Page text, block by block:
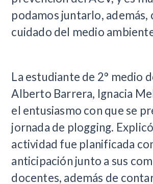
podamos juntarlo, además,
cuidado del medio
La estudiante de 2° medio
Alberto Barrera, Ignacia
el entusiasmo con que se
jornada de plogging.
actividad fue planificada
anticipación junto a sus
docentes, además de